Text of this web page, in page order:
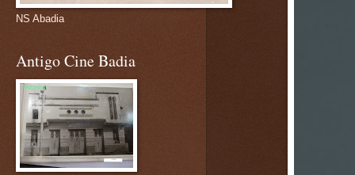
NS Abadia
Antigo Cine Badia